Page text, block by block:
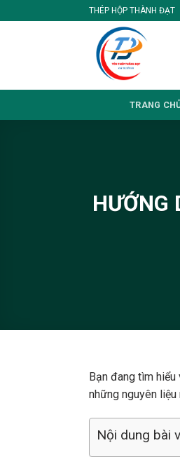
to
THÉP HỘP THÀNH ĐẠT
TRANG
HƯỚNG
Bạn đang tìm hiểu
những nguyên
Nội dung bài